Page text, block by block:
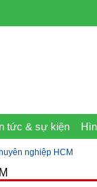
tức & sự kiện
nghiệp HCM